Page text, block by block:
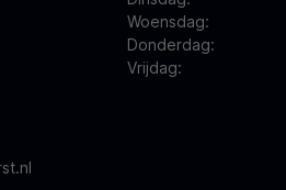
Woensdag:
Donderdag:
Vrijdag: